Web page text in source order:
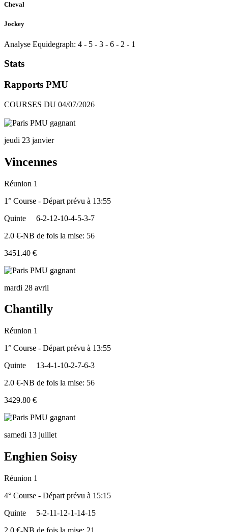
Cheval
Jockey
Analyse Equidegraph: 4 - 5 - 3 - 6 - 2 - 1
Stats
Rapports PMU
COURSES DU 04/07/2026
jeudi 23 janvier
Vincennes
Réunion 1
1° Course - Départ prévu à 13:55
Quinte
6-2-12-10-4-5-3-7
2.0 €-NB de fois la mise: 56
3451.40 €
mardi 28 avril
Chantilly
Réunion 1
1° Course - Départ prévu à 13:55
Quinte
13-4-1-10-2-7-6-3
2.0 €-NB de fois la mise: 56
3429.80 €
samedi 13 juillet
Enghien Soisy
Réunion 1
4° Course - Départ prévu à 15:15
Quinte
5-2-11-12-1-14-15